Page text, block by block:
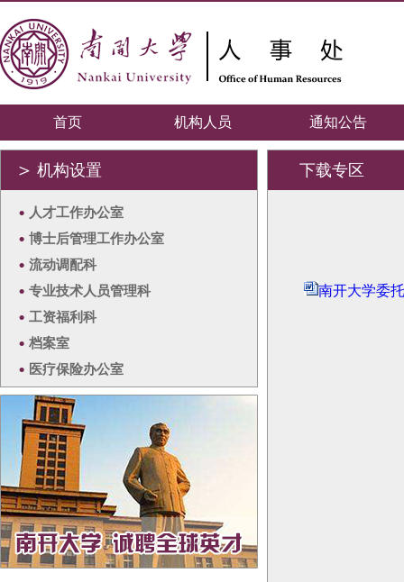
首页 机构人员 通知公告
＞ 机构设置
• 人才工作办公室
• 博士后管理工作办公室
• 流动调配科
• 专业技术人员管理科
• 工资福利科
• 档案室
• 医疗保险办公室
下载专区
南开大学委